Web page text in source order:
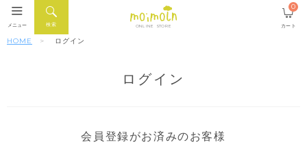
ONLINE STORE
検索
メニュー カート
0
HOME ログイン
ログイン
会員登録がお済みのお客様